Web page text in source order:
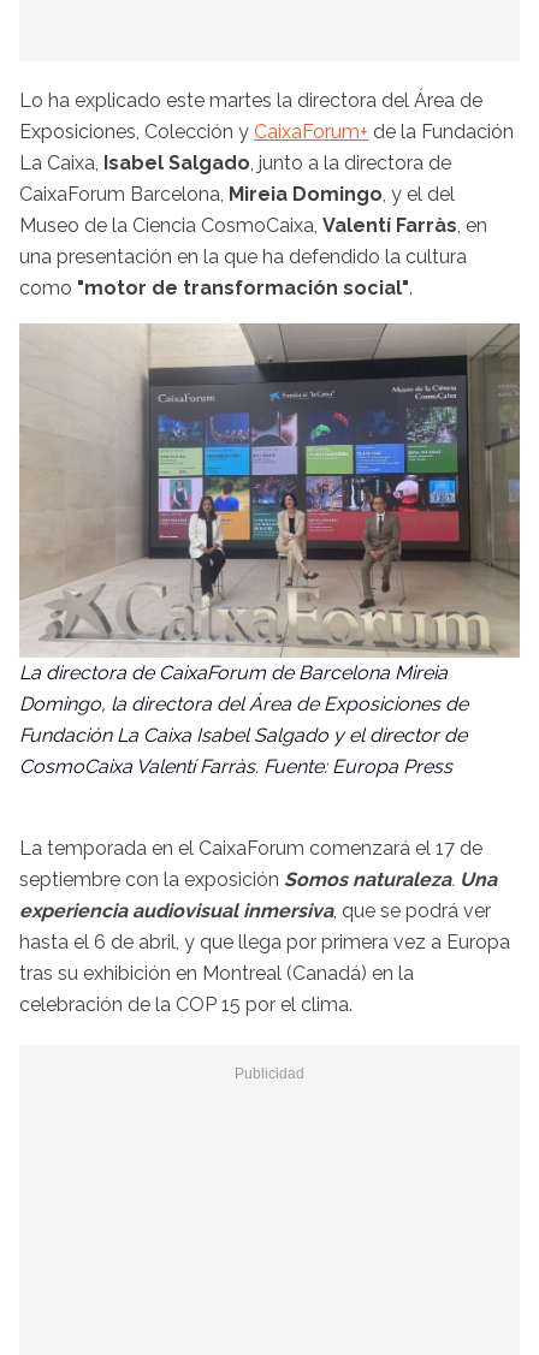
Lo ha explicado este martes la directora del Área de
Exposiciones, Colección y CaixaForum+ de la Fundación
La Caixa, Isabel Salgado, junto a la directora de
CaixaForum Barcelona, Mireia Domingo, y el del
Museo de la Ciencia CosmoCaixa, Valentí Farràs, en
una presentación en la que ha defendido la cultura
como "motor de transformación social".
La directora de CaixaForum de Barcelona Mireia
Domingo, la directora del Área de Exposiciones de
Fundación La Caixa Isabel Salgado y el director de
CosmoCaixa Valentí Farràs. Fuente: Europa Press
La temporada en el CaixaForum comenzará el 17 de
septiembre con la exposición Somos naturaleza. Una
experiencia audiovisual inmersiva, que se podrá ver
hasta el 6 de abril, y que llega por primera vez a Europa
tras su exhibición en Montreal (Canadá) en la
celebración de la COP 15 por el clima.